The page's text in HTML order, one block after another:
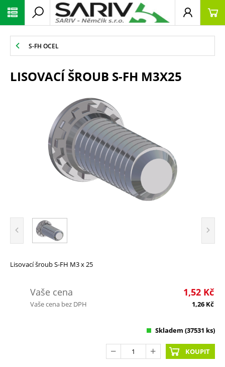
S-FH OCEL
LISOVACÍ ŠROUB S-FH M3X25
Lisovací šroub S-FH M3 x 25
Vaše cena 1,52 Kč
Vaše cena bez DPH 1,26 Kč
Skladem (37531 ks)
KOUPIT